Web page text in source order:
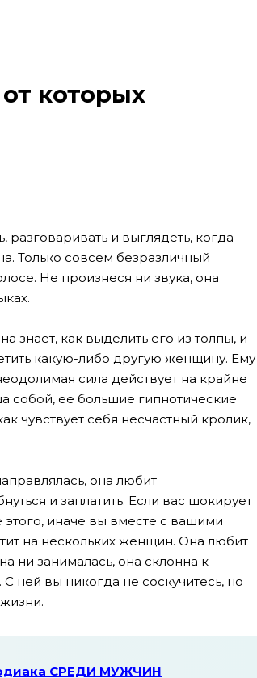
которых
разговаривать и выглядеть, когда
Только совсем безразличный
Не произнеся ни звука, она
знает, как выделить его из толпы, и
какую-либо другую женщину. Ему
сила действует на крайне
собой, ее большие гипнотические
чувствует себя несчастный кролик,
она любит
и заплатить. Если вас шокирует
иначе вы вместе с вашими
на нескольких женщин. Она любит
ни занималась, она склонна к
ней вы никогда не соскучитесь, но
СРЕДИ МУЖЧИН